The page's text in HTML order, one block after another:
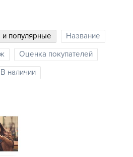
популярные
Название
Оценка покупателей
В наличии